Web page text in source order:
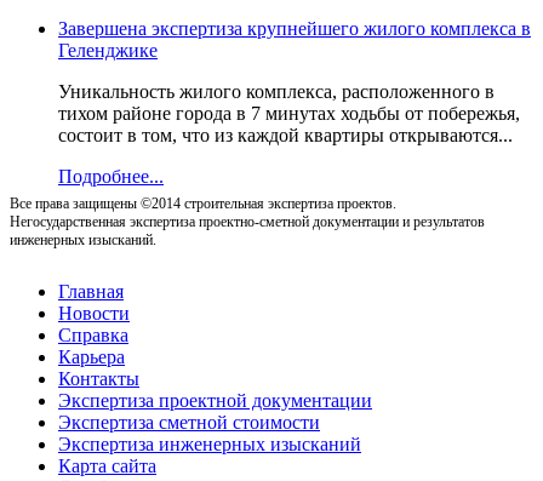
Завершена экспертиза крупнейшего жилого комплекса в
Геленджике
Уникальность жилого комплекса, расположенного в
тихом районе города в 7 минутах ходьбы от побережья,
состоит в том, что из каждой квартиры открываются...
Подробнее...
Все права защищены ©2014 строительная экспертиза проектов.
Негосударственная экспертиза проектно-сметной документации и результатов
инженерных изысканий.
Главная
Новости
Справка
Карьера
Контакты
Экспертиза проектной документации
Экспертиза сметной стоимости
Экспертиза инженерных изысканий
Карта сайта